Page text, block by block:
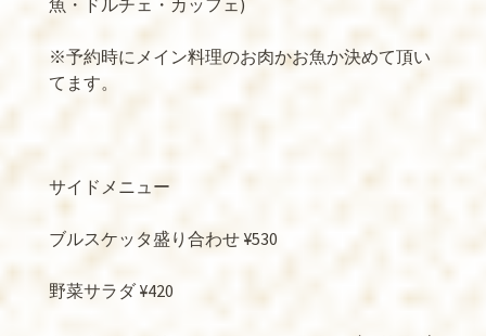
魚・ドルチェ・カッフェ)
※予約時にメイン料理のお肉かお魚か決めて頂い
てます。
サイドメニュー
ブルスケッタ盛り合わせ ¥530
野菜サラダ¥420